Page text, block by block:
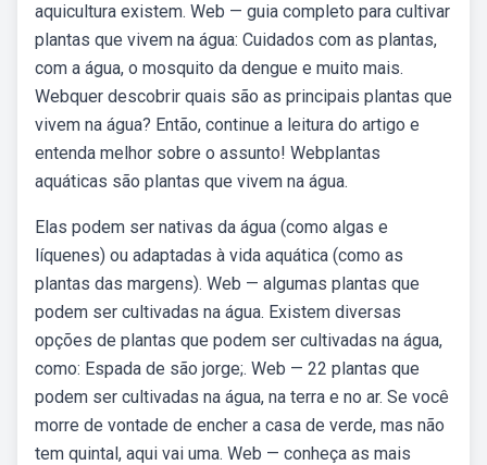
aquicultura existem. Web — guia completo para cultivar
plantas que vivem na água: Cuidados com as plantas,
com a água, o mosquito da dengue e muito mais.
Webquer descobrir quais são as principais plantas que
vivem na água? Então, continue a leitura do artigo e
entenda melhor sobre o assunto! Webplantas
aquáticas são plantas que vivem na água.
Elas podem ser nativas da água (como algas e
líquenes) ou adaptadas à vida aquática (como as
plantas das margens). Web — algumas plantas que
podem ser cultivadas na água. Existem diversas
opções de plantas que podem ser cultivadas na água,
como: Espada de são jorge;. Web — 22 plantas que
podem ser cultivadas na água, na terra e no ar. Se você
morre de vontade de encher a casa de verde, mas não
tem quintal, aqui vai uma. Web — conheça as mais